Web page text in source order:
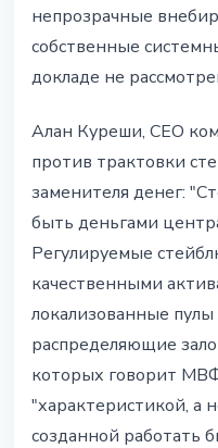
непрозрачные
собственные
докладе не
Алан Куреши, CEO
против трактовки
заменителя денег:
быть деньгами
Регулируемые
качественными
локализованные
распределяющие
которых говорит
"характеристикой, а
созданной работать